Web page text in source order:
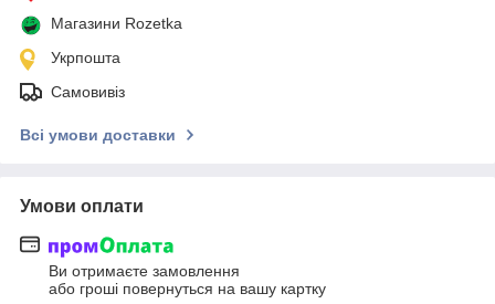
Магазини Rozetka
Укрпошта
Самовивіз
Всі умови доставки
Умови оплати
Ви отримаєте замовлення
або гроші повернуться на вашу картку